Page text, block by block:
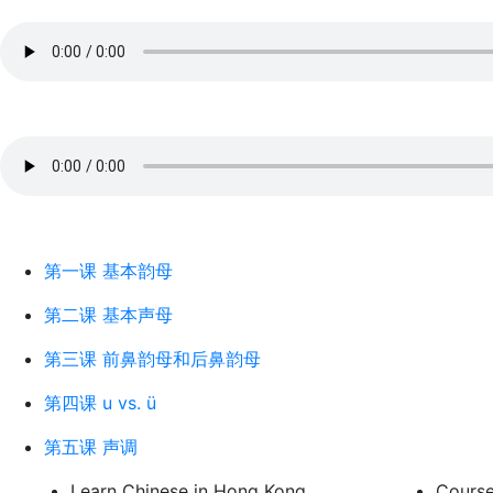
第一课 基本韵母
第二课 基本声母
第三课 前鼻韵母和后鼻韵母
第四课 u vs. ü
第五课 声调